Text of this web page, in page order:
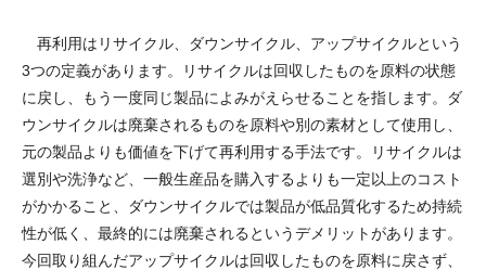
再利用はリサイクル、ダウンサイクル、アップサイクルという
3つの定義があります。リサイクルは回収したものを原料の状態
に戻し、もう一度同じ製品によみがえらせることを指します。ダ
ウンサイクルは廃棄されるものを原料や別の素材として使用し、
元の製品よりも価値を下げて再利用する手法です。リサイクルは
選別や洗浄など、一般生産品を購入するよりも一定以上のコスト
がかかること、ダウンサイクルでは製品が低品質化するため持続
性が低く、最終的には廃棄されるというデメリットがあります。
今回取り組んだアップサイクルは回収したものを原料に戻さず、